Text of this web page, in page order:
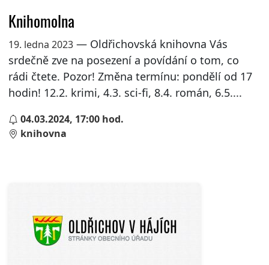
Knihomolna
19. ledna 2023— Oldřichovská knihovna Vás
srdečně zve na posezení a povídání o tom, co
rádi čtete. Pozor! Změna termínu: pondělí od 17
hodin! 12.2. krimi, 4.3. sci-fi, 8.4. román, 6.5....
04.03.2024, 17:00 hod.
knihovna